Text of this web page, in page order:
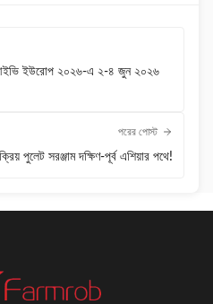
ইউরোপ ২০২৬-এ ২-৪ জুন ২০২৬
পরের পোস্ট
পুলেট সরঞ্জাম দক্ষিণ-পূর্ব এশিয়ার পথে!